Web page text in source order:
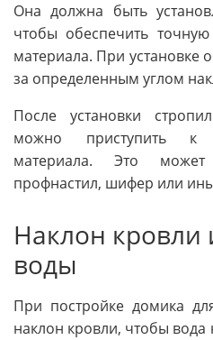
Она должна быть
чтобы обеспечить
материала. При установке
за определенным углом
После установки
можно приступить к
материала. Это может
профнастил, шифер или
Наклон кровли
воды
При постройке домика
наклон кровли, чтобы